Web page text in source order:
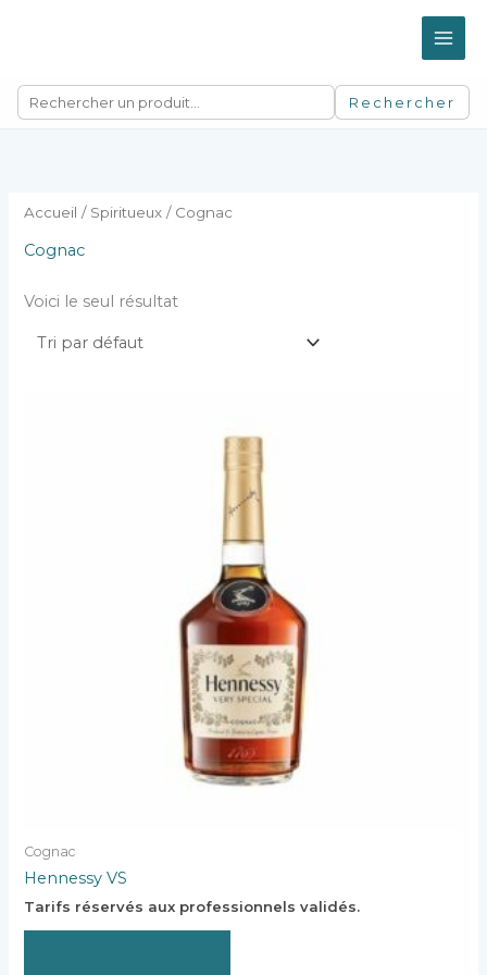
Rechercher
Accueil / Spiritueux / Cognac
Cognac
Voici le seul résultat
Cognac
Hennessy VS
Tarifs réservés aux professionnels validés.